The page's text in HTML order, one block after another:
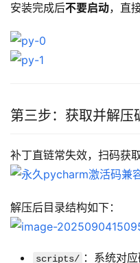
安装完成后不要启动，直
第三步：获取并解压
补丁直链常失效，扫码获
解压后目录结构如下：
scripts/ ：系统对